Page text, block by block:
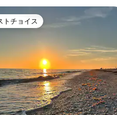
星中5.0つ星の平均評価
トチョイス
トチョイス